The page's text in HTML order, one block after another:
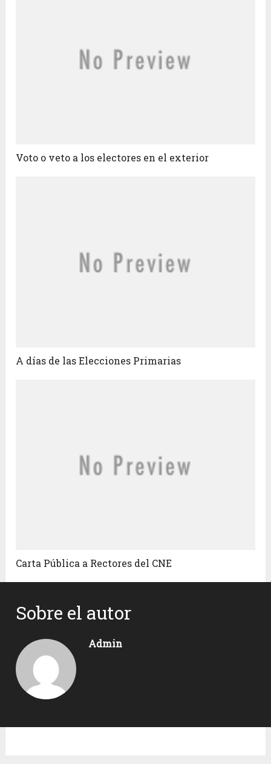
Voto o veto a los electores en el exterior
A días de las Elecciones Primarias
Carta Pública a Rectores del CNE
Sobre el autor
Admin